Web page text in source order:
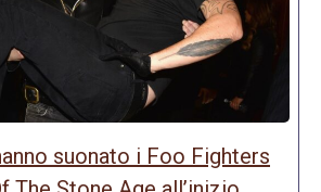
suonato i Foo Fighters